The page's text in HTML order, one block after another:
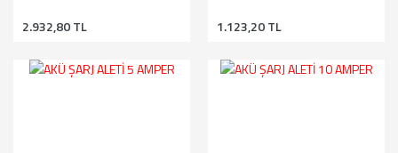
2.932,80 TL 1.123,20 TL